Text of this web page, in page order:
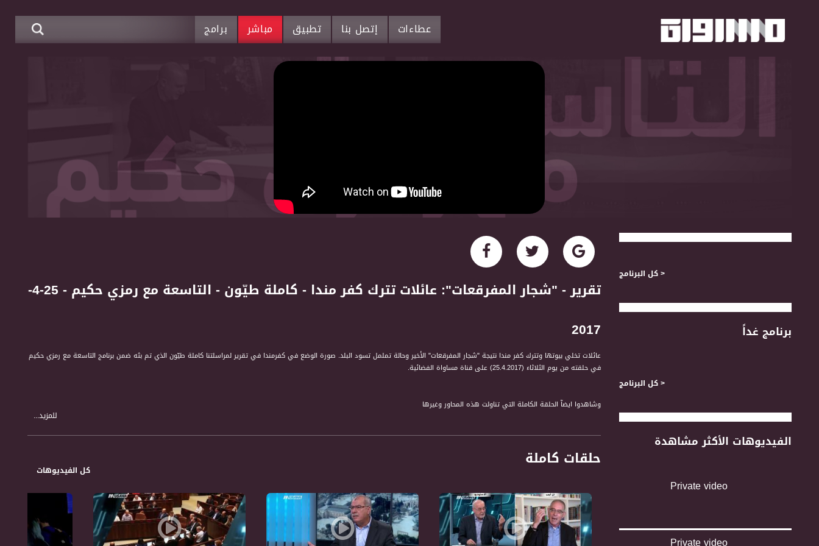
عطاءات إتصل بنا تطبيق مباشر برامج
تقرير - "شجار المفرقعات": عائلات تترك كفر مندا - كاملة طيّون - التاسعة مع رمزي حكيم - 25-4-
2017
عائلات تخلي بيوتها وتترك كفر مندا نتيجة "شجار المفرقعات" الأخير وحالة تململ تسود البلد. صورة الوضع في كفرمندا في تقرير لمراسلتنا كاملة طيّون الذي تم بثه ضمن برنامج التاسعة مع رمزي حكيم
في حلقته من يوم الثلاثاء (25.4.2017) على قناة مساواة الفضائية.
وشاهدوا ايضآ الحلقة الكاملة التي تناولت هذه المحاور وغيرها
** لقاء خاص من باريس: قراءة في انتخابات الرئاسة الفرنسية وصعود ماكرون
** سابقة في المحاكم الشرعية: تعيين المحامية هناء خطيب من طمرة قاضية
شرعية لأول مرة.
** اضراب الأسرى وغياب رؤساء السلطات المحلية العربية عن الفعاليات. هل
للمزيد...
حلقات كاملة كل الفيديوهات
< كل البرنامج
برنامج غداً
< كل البرنامج
الفيديوهات الأكثر مشاهدة
Private video